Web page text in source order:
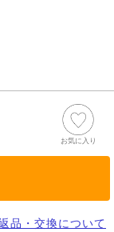
お気に入り
品・交換について